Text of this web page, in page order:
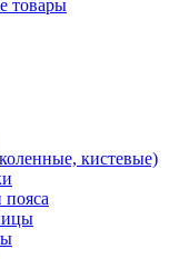
товары
кистевые)